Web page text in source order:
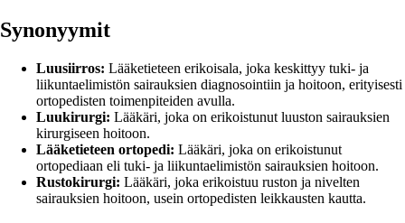
Synonyymit
Luusiirros: Lääketieteen erikoisala, joka keskittyy tuki- ja
liikuntaelimistön sairauksien diagnosointiin ja hoitoon, erityisesti
ortopedisten toimenpiteiden avulla.
Luukirurgi: Lääkäri, joka on erikoistunut luuston sairauksien
kirurgiseen hoitoon.
Lääketieteen ortopedi: Lääkäri, joka on erikoistunut
ortopediaan eli tuki- ja liikuntaelimistön sairauksien hoitoon.
Rustokirurgi: Lääkäri, joka erikoistuu ruston ja nivelten
sairauksien hoitoon, usein ortopedisten leikkausten kautta.